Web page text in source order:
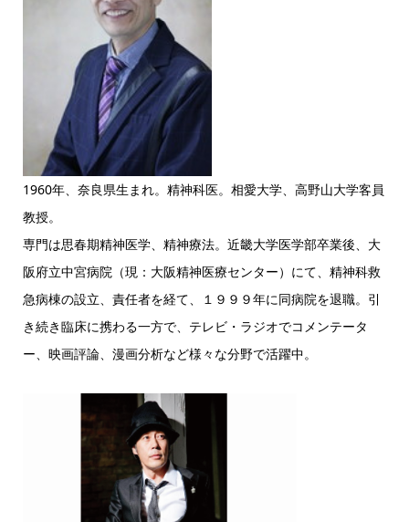
1960年、奈良県生まれ。精神科医。相愛大学、高野山大学客員
教授。
専門は思春期精神医学、精神療法。近畿大学医学部卒業後、大
阪府立中宮病院（現：大阪精神医療センター）にて、精神科救
急病棟の設立、責任者を経て、１９９９年に同病院を退職。引
き続き臨床に携わる一方で、テレビ・ラジオでコメンテータ
ー、映画評論、漫画分析など様々な分野で活躍中。